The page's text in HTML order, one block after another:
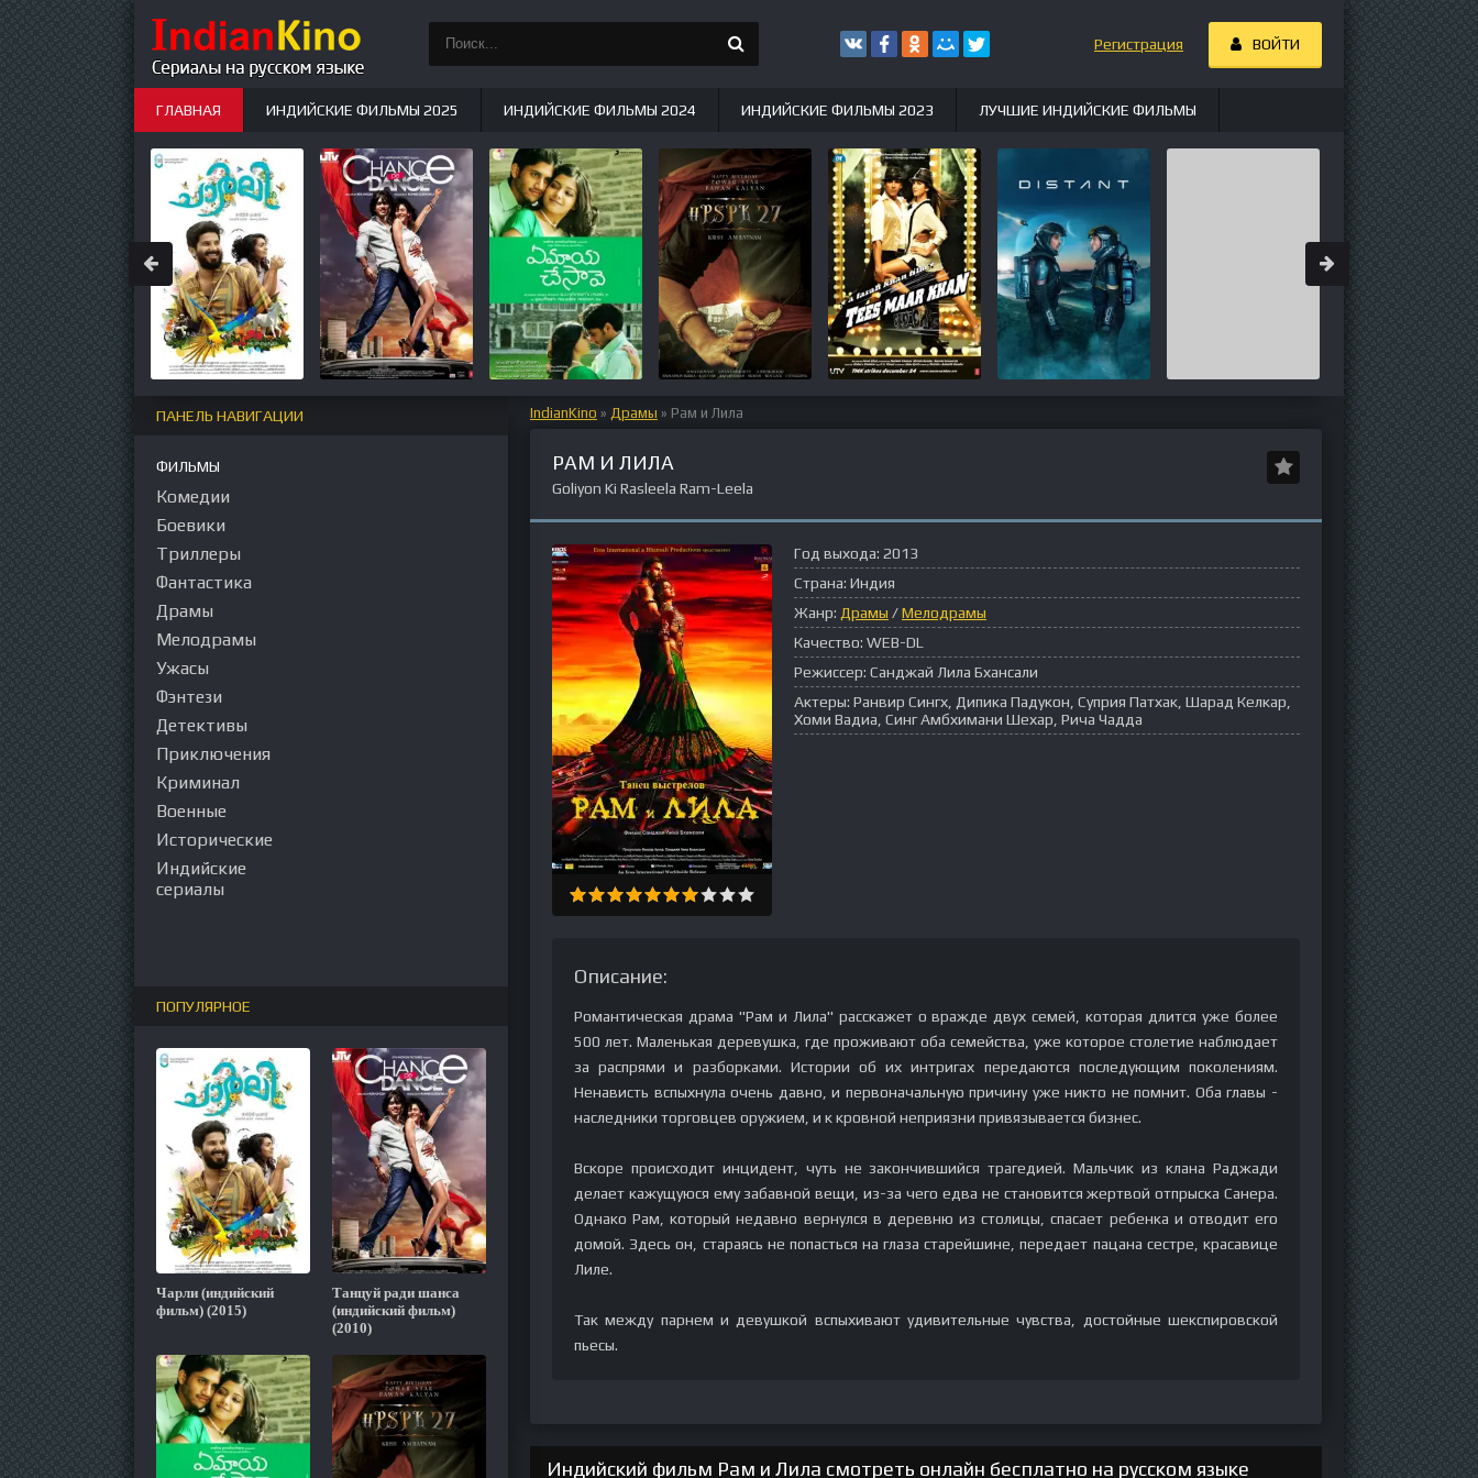
IndianKino » Драмы » Рам и Лила
РАМ И ЛИЛА
Goliyon Ki Rasleela Ram-Leela
Год выхода: 2013
Страна: Индия
Жанр: Драмы /Мелодрамы
Качество: WEB-DL
Режиссер: Санджай Лила Бхансали
Актеры: Ранвир Сингх, Дипика Падукон, Суприя Патхак, Шарад Келкар,
Хоми Вадиа, Синг Амбхимани Шехар, Рича Чадда
Описание:
Романтическая драма "Рам и Лила" расскажет о вражде двух семей, которая длится уже более
500 лет. Маленькая деревушка, где проживают оба семейства, уже которое столетие наблюдает
за распрями и разборками. Истории об их интригах передаются последующим поколениям.
Ненависть вспыхнула очень давно, и первоначальную причину уже никто не помнит. Оба главы -
наследники торговцев оружием, и к кровной неприязни привязывается бизнес.
Вскоре происходит инцидент, чуть не закончившийся трагедией. Мальчик из клана Раджади
делает кажущуюся ему забавной вещи, из-за чего едва не становится жертвой отпрыска Санера.
Однако Рам, который недавно вернулся в деревню из столицы, спасает ребенка и отводит его
домой. Здесь он, стараясь не попасться на глаза старейшине, передает пацана сестре, красавице
Лиле.
Так между парнем и девушкой вспыхивают удивительные чувства, достойные шекспировской
пьесы.
Индийский фильм Рам и Лила смотреть онлайн бесплатно на русском языке
ПАНЕЛЬ НАВИГАЦИИ
ФИЛЬМЫ
Комедии
Боевики
Триллеры
Фантастика
Драмы
Мелодрамы
Ужасы
Фэнтези
Детективы
Приключения
Криминал
Военные
Исторические
Индийские
сериалы
ПОПУЛЯРНОЕ
Чарли (индийский
фильм) (2015)
Танцуй ради шанса
(индийский фильм)
(2010)
Регистрация ВОЙТИ
ГЛАВНАЯ ИНДИЙСКИЕ ФИЛЬМЫ 2025 ИНДИЙСКИЕ ФИЛЬМЫ 2024 ИНДИЙСКИЕ ФИЛЬМЫ 2023 ЛУЧШИЕ ИНДИЙСКИЕ ФИЛЬМЫ
ИНДИЙСКИЕ СЕРИАЛЫ НОВЫЕ